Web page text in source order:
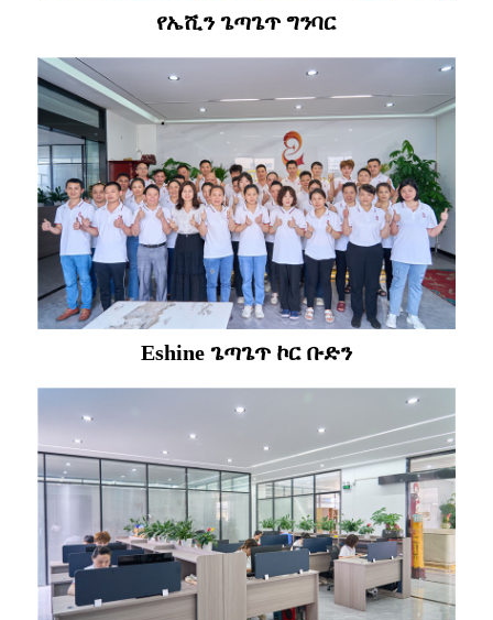
የኤሺን ጌጣጌጥ ግንባር
Eshine ጌጣጌጥ ኮር ቡድን